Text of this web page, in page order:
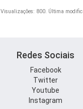
Visualizações: 800. Última
Redes Sociais
Facebook
Twitter
Youtube
Instagram